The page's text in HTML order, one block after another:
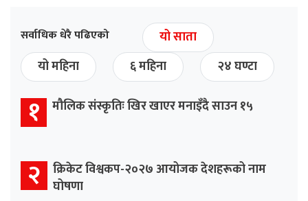
सर्वाधिक धेरै पढिएको
यो साता
यो महिना
६ महिना २४ घण्टा
१ मौलिक संस्कृतिः खिर खाएर मनाइँदै साउन १५
२
क्रिकेट विश्वकप-२०२७ आयोजक देशहरूको नाम
घोषणा